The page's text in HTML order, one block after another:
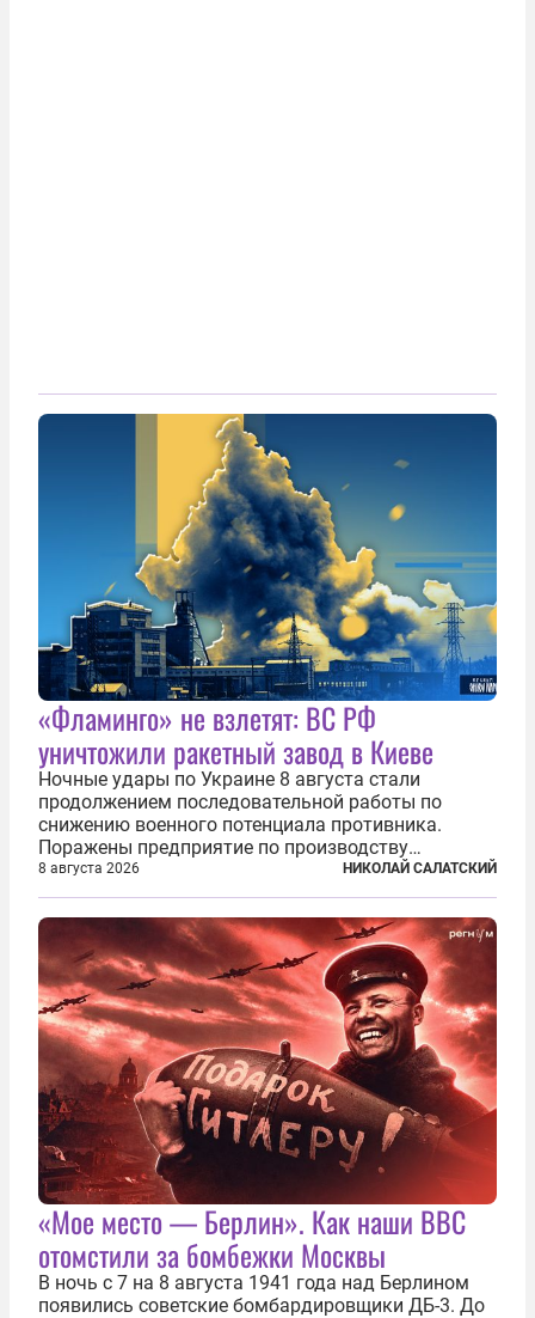
«Фламинго» не взлетят: ВС РФ
уничтожили ракетный завод в Киеве
Ночные удары по Украине 8 августа стали
продолжением последовательной работы по
снижению военного потенциала противника.
Поражены предприятие по производству
крылатых ракет, крупный склад топлива и два
сухогруза с военными грузами. Дополнительно
нанесены удары по объектам в ряде городов. В
Киеве...
8 августа 2026 НИКОЛАЙ САЛАТСКИЙ
«Мое место — Берлин». Как наши ВВС
отомстили за бомбежки Москвы
В ночь с 7 на 8 августа 1941 года над Берлином
появились советские бомбардировщики ДБ-3. До